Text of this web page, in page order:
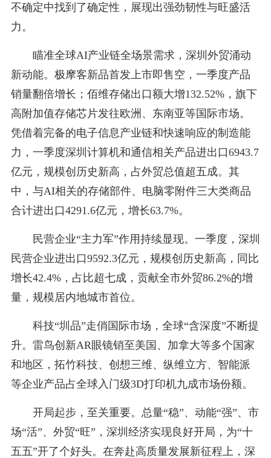
不确定中找到了确定性，展现出强劲韧性与旺盛活
力。
瞄准全球AI产业链全场景需求，深圳外贸涌动
新动能。极摩客新品首发上市即售空，一季度产品
销量翻倍增长；佰维存储出口额大增132.52%，旗下
高附加值存储芯片发往欧洲、东南亚等国际市场。
凭借着完备的电子信息产业链和快速响应的制造能
力，一季度深圳计算机和通信相关产品进出口6943.7
亿元，规模创历史新高，占外贸总值超五成。其
中，与AI相关的存储部件、电脑零附件三大类商品
合计进出口4291.6亿元，增长63.7%。
民营企业“主力军”作用持续显现。一季度，深圳
民营企业进出口9592.3亿元，规模创历史新高，同比
增长42.4%，占比超七成，贡献全市外贸86.2%的增
量，规模居内地城市首位。
科技“圳品”走俏国际市场，全球“含深度”不断提
升。雷鸟创新AR眼镜销至美国、加拿大等多个国家
和地区，拓竹科技、创想三维、纵维立方、智能派
等企业产品占全球入门级3D打印机九成市场份额。
开局起步，至关重要。总量“稳”、动能“强”、市
场“活”、外贸“旺”，深圳经济实现良好开局，为“十
五五”开了个好头。在奔赴高质量发展新征程上，深